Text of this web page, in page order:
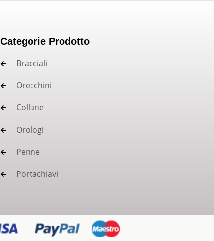
Categorie Prodotto
Bracciali
Orecchini
Collane
Orologi
Penne
Portachiavi